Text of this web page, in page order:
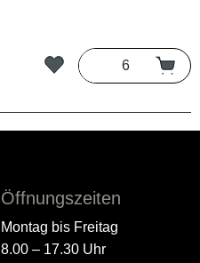
Öffnungszeiten
Montag bis Freitag
8.00 – 17.30 Uhr